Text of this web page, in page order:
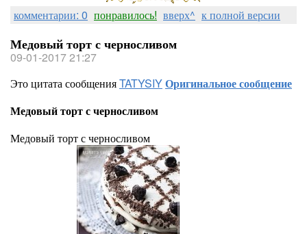
комментарии: 0 понравилось! вверх^ к полной версии
Медовый торт с черносливом
09-01-2017 21:27
Это цитата сообщенияTATYSIYОригинальное сообщение
Медовый торт с черносливом
Медовый торт с черносливом